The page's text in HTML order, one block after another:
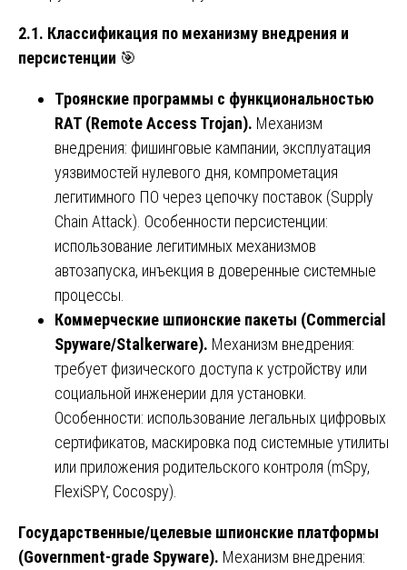
2.1. Классификация по механизму внедрения и
персистенции 🎯
Троянские программы с функциональностью
RAT (Remote Access Trojan). Механизм
внедрения: фишинговые кампании, эксплуатация
уязвимостей нулевого дня, компрометация
легитимного ПО через цепочку поставок (Supply
Chain Attack). Особенности персистенции:
использование легитимных механизмов
автозапуска, инъекция в доверенные системные
процессы.
Коммерческие шпионские пакеты (Commercial
Spyware/Stalkerware). Механизм внедрения:
требует физического доступа к устройству или
социальной инженерии для установки.
Особенности: использование легальных цифровых
сертификатов, маскировка под системные утилиты
или приложения родительского контроля (mSpy,
FlexiSPY, Cocospy).
Государственные/целевые шпионские платформы
(Government-grade Spyware). Механизм внедрения: